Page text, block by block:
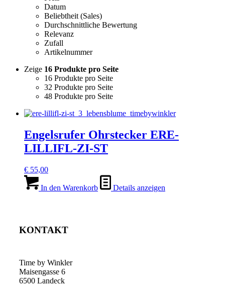
Datum
Beliebtheit (Sales)
Durchschnittliche Bewertung
Relevanz
Zufall
Artikelnummer
Zeige 16 Produkte pro Seite
16 Produkte pro Seite
32 Produkte pro Seite
48 Produkte pro Seite
Engelsrufer Ohrstecker ERE-
LILLIFL-ZI-ST
€ 55,00
In den Warenkorb Details anzeigen
KONTAKT
Time by Winkler
Maisengasse 6
6500 Landeck